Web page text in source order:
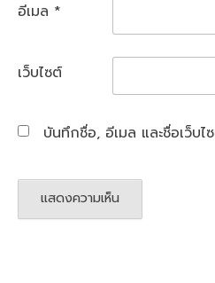
อีเมล *
เว็บไซต์
บันทึกชื่อ, อีเมล และชื่อเว็บ